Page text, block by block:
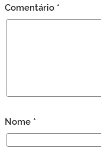
Comentário *
Nome *